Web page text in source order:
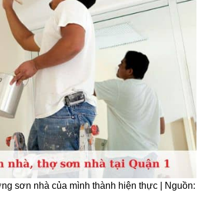
sơn nhà của mình thành hiện thực | Nguồn: